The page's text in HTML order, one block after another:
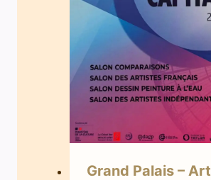
Grand Palais – Art